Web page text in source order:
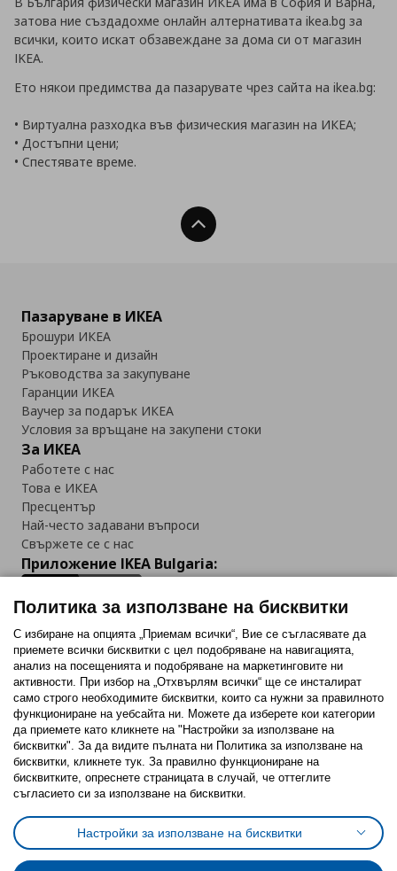
затова ние създадохме онлайн алтернативата ikea.bg за
всички, които искат обзавеждане за дома си от магазин
IKEA.
Ето някои предимства да пазарувате чрез сайта на ikea.bg:
• Виртуална разходка във физическия магазин на ИКЕА;
• Достъпни цени;
• Спестявате време.
Нагоре
Пазаруване в ИКЕА
Брошури ИКЕА
Проектиране и дизайн
Ръководства за закупуване
Гаранции ИКЕА
Ваучер за подарък ИКЕА
Условия за връщане на закупени стоки
За ИКЕА
Работете с нас
Това е ИКЕА
Пресцентър
Най-често задавани въпроси
Свържете се с нас
Приложение IKEA Bulgaria:
Последвайте ни:
FacebookTwitterYoutubePinterestInstagram
Политика за използване на бисквитки (Cookies)
Избор на настройки за използване на бисквитки
Условия за ползване на ikea.bgОбща политика за личните данни
Политика за защита на личните данни на ikea.bg
Политика за използване на бисквитки
С избиране на опцията „Приемам всички“, Вие се съгласявате да
приемете всички бисквитки с цел подобряване на навигацията,
анализ на посещенията и подобряване на маркетинговите ни
активности. При избор на „Отхвърлям всички“ ще се инсталират
само строго необходимитe бисквитки, които са нужни за правилното
функциониране на уебсайта ни. Можете да изберете кои категории
да приемете като кликнете на "Настройки за използване на
бисквитки". За да видите пълната ни Политика за използване на
бисквитки, кликнете тук. За правилно функциониране на
бисквитките, опреснете страницата в случай, че оттеглите
съгласието си за използване на бисквитки.
Настройки за използване на бисквитки